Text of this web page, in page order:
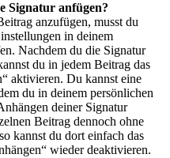
Signatur anfügen?
anzufügen, musst du
in deinem
Nachdem du die Signatur
du in jedem Beitrag das
aktivieren. Du kannst eine
du in deinem persönlichen
deiner Signatur
Beitrag dennoch ohne
kannst du dort einfach das
wieder deaktivieren.